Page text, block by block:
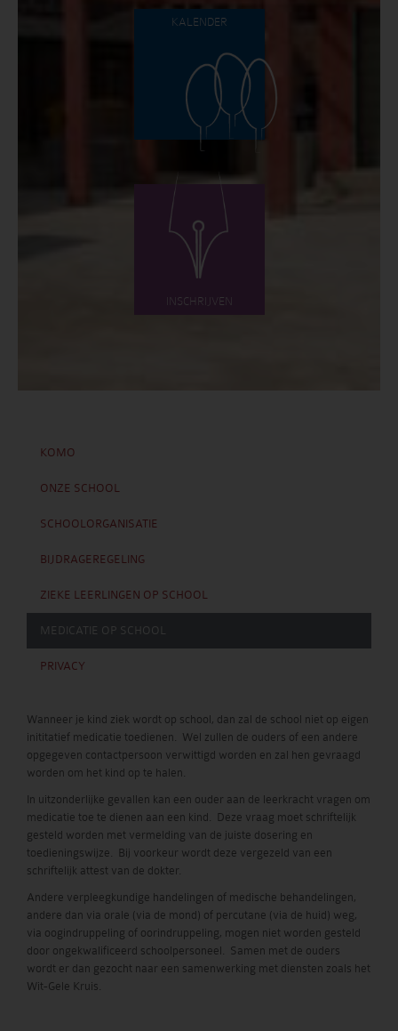
KALENDER
INSCHRIJVEN
KOMO
ONZE SCHOOL
SCHOOLORGANISATIE
BIJDRAGEREGELING
ZIEKE LEERLINGEN OP SCHOOL
MEDICATIE OP SCHOOL
PRIVACY
Wanneer je kind ziek wordt op school, dan zal de school niet op eigen
inititatief medicatie toedienen. Wel zullen de ouders of een andere
opgegeven contactpersoon verwittigd worden en zal hen gevraagd
worden om het kind op te halen.
In uitzonderlijke gevallen kan een ouder aan de leerkracht vragen om
medicatie toe te dienen aan een kind. Deze vraag moet schriftelijk
gesteld worden met vermelding van de juiste dosering en
toedieningswijze. Bij voorkeur wordt deze vergezeld van een
schriftelijk attest van de dokter.
Andere verpleegkundige handelingen of medische behandelingen,
andere dan via orale (via de mond) of percutane (via de huid) weg,
via oogindruppeling of oorindruppeling, mogen niet worden gesteld
door ongekwalificeerd schoolpersoneel. Samen met de ouders
wordt er dan gezocht naar een samenwerking met diensten zoals het
Wit-Gele Kruis.